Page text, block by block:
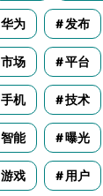
华为 发布
市场 平台
手机 技术
智能 曝光
游戏 用户